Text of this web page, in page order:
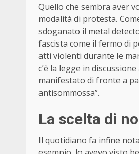
Quello che sembra aver
modalità di protesta.
sdoganato il metal
fascista come il fermo di
atti violenti durante le
c’è la legge in
manifestato di fronte a
antisommossa”.
La scelta di
Il quotidiano fa infine